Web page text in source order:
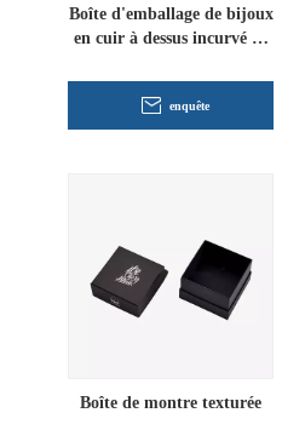
Boîte d'emballage de bijoux
en cuir à dessus incurvé en
enquête
Boîte de montre texturée